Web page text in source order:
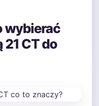
wybierać
CT do